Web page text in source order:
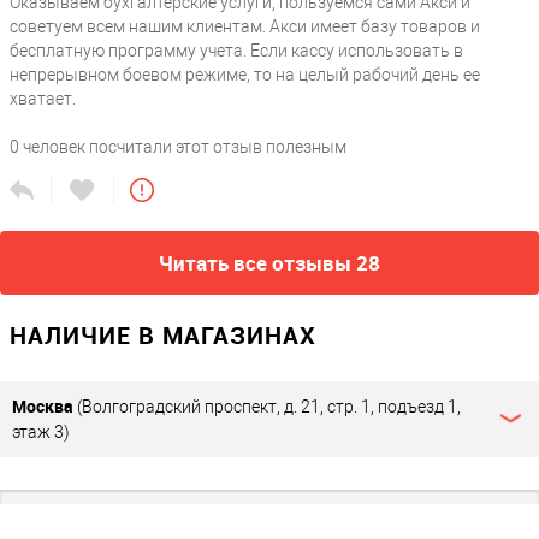
/ розничный магазин / школа / шиномонтаж / столовая / театр
/ продажа товаров / турагентство / услуги / жд кассы /
маленький магазин / интернет-магазин / магазин /
парикмахерская / салон красоты / в автобус / такси / пункт
выдачи
Виды налогообложения ?
ЕНВД (вмененка) / ПСН (патент) / ЕСХН (сельхозналог)
Прочие
Соответствие 54ФЗ
советуем всем нашим клиентам. Акси имеет базу товаров и
бесплатную программу учета. Если кассу использовать в
непрерывном боевом режиме, то на целый рабочий день ее
хватает.
0 человек посчитали этот отзыв полезным
Читать все отзывы 28
НАЛИЧИЕ В МАГАЗИНАХ
Москва (Волгоградский проспект, д. 21, стр. 1, подъезд 1,
этаж 3)